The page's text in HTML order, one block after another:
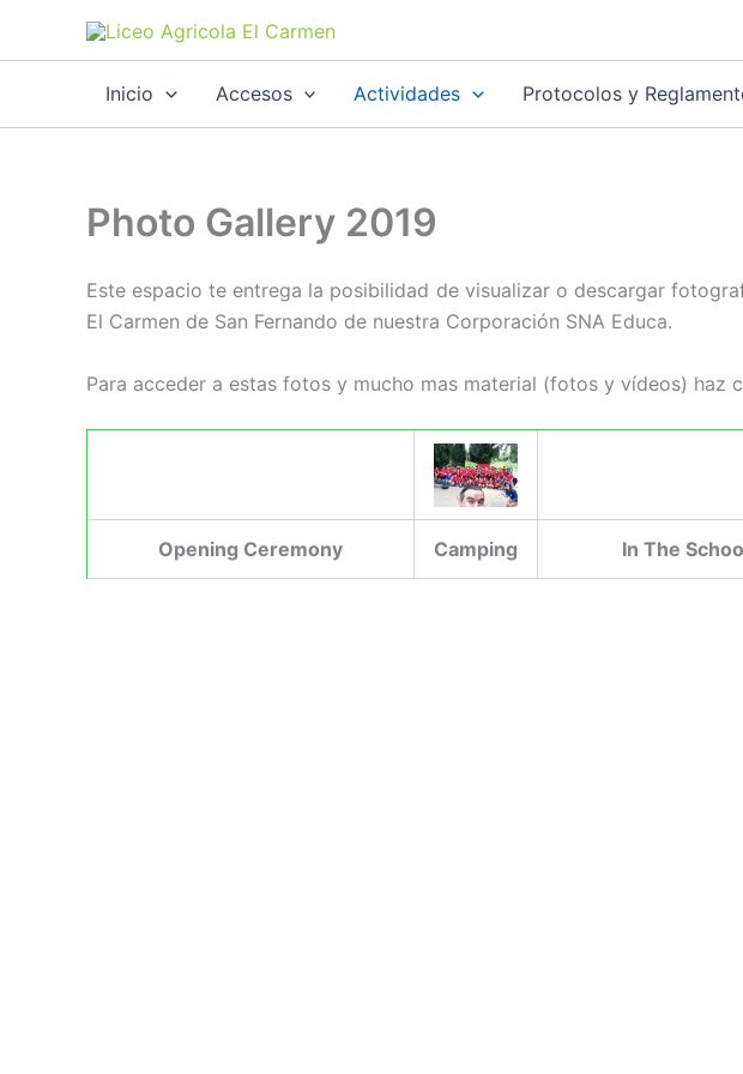
Inicio Accesos Actividades Protocolos y
Photo Gallery 2019
Este espacio te entrega la posibilidad de visualizar o descargar
El Carmen de San Fernando de nuestra Corporación SNA Educa.
Para acceder a estas fotos y mucho mas material (fotos y vídeos) haz
Opening Ceremony Camping In The